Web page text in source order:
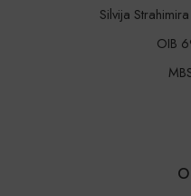
Silvija
OIB